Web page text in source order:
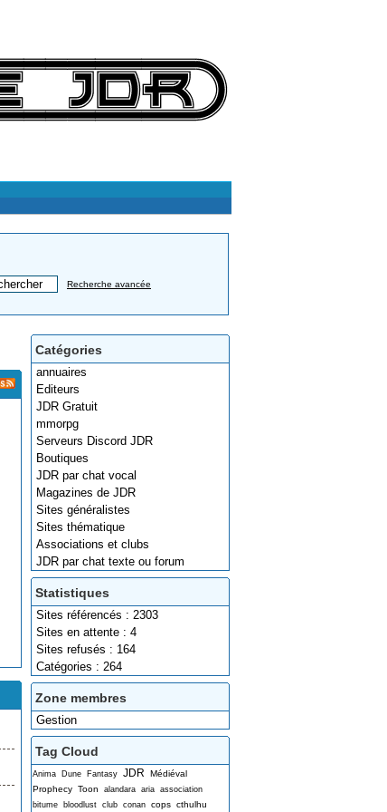
Recherche avancée
Catégories
annuaires
Editeurs
JDR Gratuit
mmorpg
Serveurs Discord JDR
Boutiques
JDR par chat vocal
Magazines de JDR
Sites généralistes
Sites thématique
Associations et clubs
JDR par chat texte ou forum
Statistiques
Sites référencés : 2303
Sites en attente : 4
Sites refusés : 164
Catégories : 264
Zone membres
Gestion
Tag Cloud
Anima Dune Fantasy JDR
Médiéval
Prophecy Toon alandara aria association
bitume
bloodlust club conan cops cthulhu